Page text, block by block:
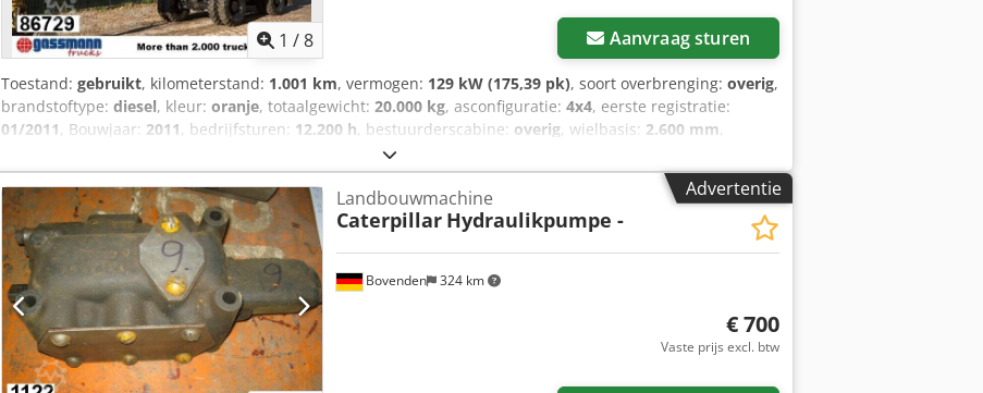
1 /8 Aanvraag sturen
Toestand: gebruikt, kilometerstand: 1.001 km, vermogen: 129 kW (175,39 pk), soort overbrenging: overig,
brandstoftype: diesel, kleur: oranje, totaalgewicht: 20.000 kg, asconfiguratie: 4x4, eerste registratie:
01/2011, Bouwjaar: 2011, bedrijfsturen: 12.200 h, bestuurderscabine: overig, wielbasis: 2.600 mm,
, Voertuiglocatie: Bovenden, wielbasis: 2600 mm, ca. 12.913 bedrijfsuren!
Beschikbaar vanaf april/mei 2026! Accessoire-informatie zonder garantie, wijzigingen, tussentijdse
verkoop en fouten voorbehouden! Dksdpfovhlvbox Al Dor
Advertentie
Bovenden 324 km
Landbouwmachine
Caterpillar Hydraulikpumpe -
€ 700
Vaste prijs excl. btw